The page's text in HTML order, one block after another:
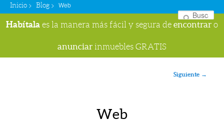
Inicio > Blog > Web
Habítala es la manera más fácil y segura de encontrar o
anunciar inmuebles GRATIS
Siguiente →
Web